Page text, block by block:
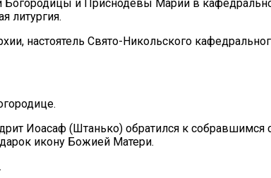
и Приснодевы Марии в
литургия.
настоятель Свято-Никольского
Иоасаф (Штанько) обратился к
икону Божией Матери.